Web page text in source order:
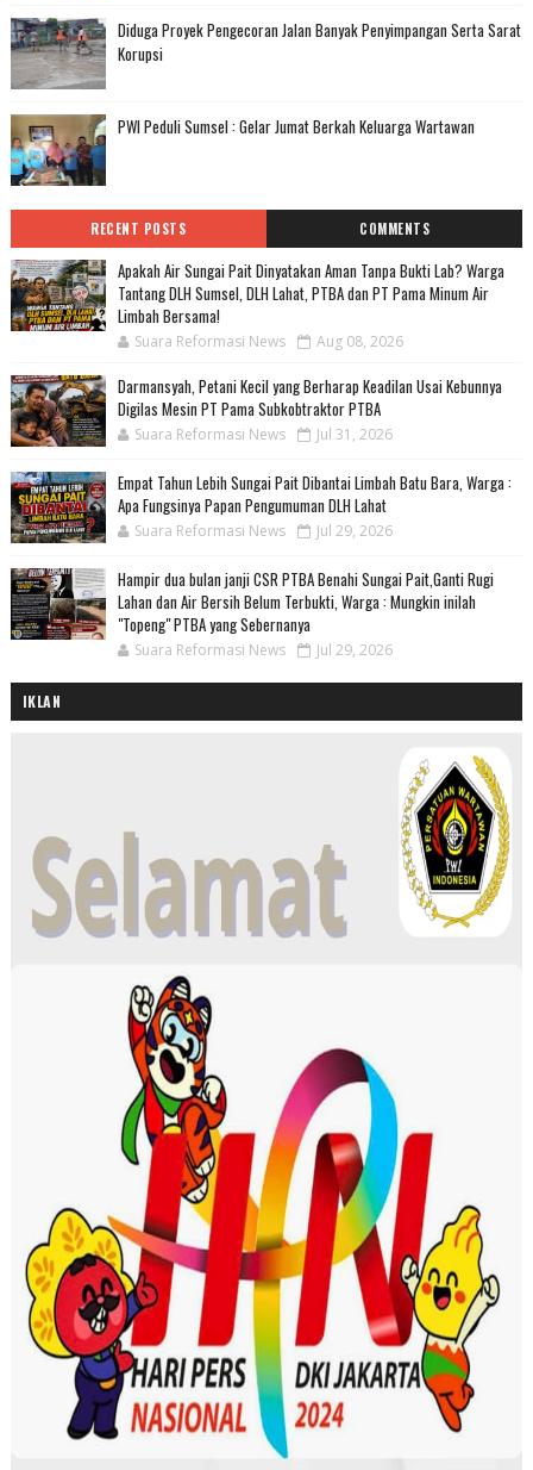
Diduga Proyek Pengecoran Jalan Banyak Penyimpangan Serta Sarat
Korupsi
PWI Peduli Sumsel : Gelar Jumat Berkah Keluarga Wartawan
RECENT POSTS COMMENTS
Apakah Air Sungai Pait Dinyatakan Aman Tanpa Bukti Lab? Warga
Tantang DLH Sumsel, DLH Lahat, PTBA dan PT Pama Minum Air
Limbah Bersama!
Suara Reformasi News Aug 08, 2026
Darmansyah, Petani Kecil yang Berharap Keadilan Usai Kebunnya
Digilas Mesin PT Pama Subkobtraktor PTBA
Suara Reformasi News Jul 31, 2026
Empat Tahun Lebih Sungai Pait Dibantai Limbah Batu Bara, Warga :
Apa Fungsinya Papan Pengumuman DLH Lahat
Suara Reformasi News Jul 29, 2026
Hampir dua bulan janji CSR PTBA Benahi Sungai Pait,Ganti Rugi
Lahan dan Air Bersih Belum Terbukti, Warga : Mungkin inilah
"Topeng" PTBA yang Sebernanya
Suara Reformasi News Jul 29, 2026
IKLAN